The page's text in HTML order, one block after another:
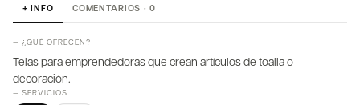
+ INFO COMENTARIOS · 0
— ¿QUÉ OFRECEN?
Telas para emprendedoras que crean artículos de toalla o
decoración.
— SERVICIOS